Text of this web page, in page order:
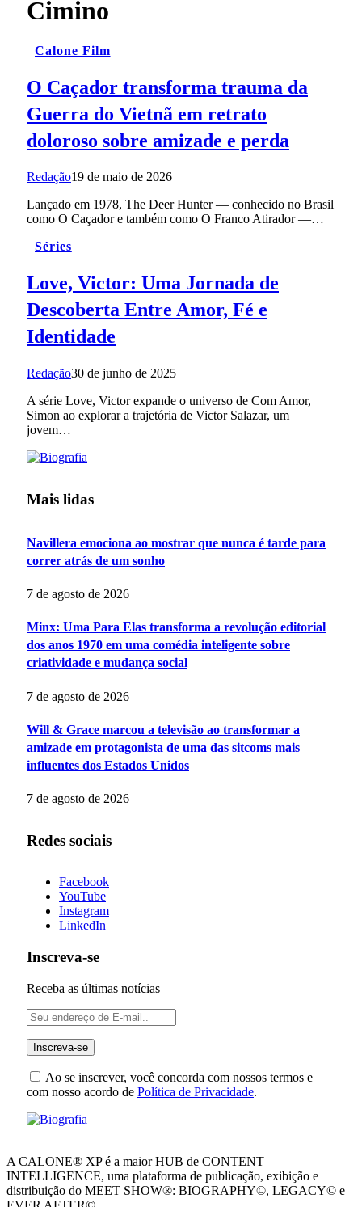
Cimino
Calone Film
O Caçador transforma trauma da
Guerra do Vietnã em retrato
doloroso sobre amizade e perda
Redação19 de maio de 2026
Lançado em 1978, The Deer Hunter — conhecido no Brasil
como O Caçador e também como O Franco Atirador —…
Séries
Love, Victor: Uma Jornada de
Descoberta Entre Amor, Fé e
Identidade
Redação30 de junho de 2025
A série Love, Victor expande o universo de Com Amor,
Simon ao explorar a trajetória de Victor Salazar, um
jovem…
Mais lidas
Navillera emociona ao mostrar que nunca é tarde para
correr atrás de um sonho
7 de agosto de 2026
Minx: Uma Para Elas transforma a revolução editorial
dos anos 1970 em uma comédia inteligente sobre
criatividade e mudança social
7 de agosto de 2026
Will & Grace marcou a televisão ao transformar a
amizade em protagonista de uma das sitcoms mais
influentes dos Estados Unidos
7 de agosto de 2026
Redes sociais
Facebook
YouTube
Instagram
LinkedIn
Inscreva-se
Receba as últimas notícias
Ao se inscrever, você concorda com nossos termos e
com nosso acordo de Política de Privacidade.
A CALONE® XP é a maior HUB de CONTENT
INTELLIGENCE, uma plataforma de publicação, exibição e
distribuição do MEET SHOW®: BIOGRAPHY©, LEGACY© e